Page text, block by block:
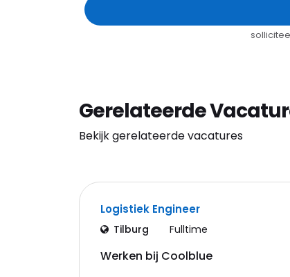
Gerelateerde
Bekijk gerelateerde vacatures
Logistiek Engineer
Tilburg Fulltime
Werken bij Coolblue